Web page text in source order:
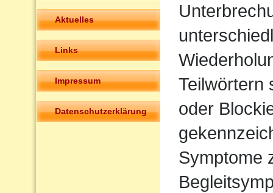
Aktuelles
Links
Impressum
Datenschutzerklärung
Teilwörtern
oder
Symptome